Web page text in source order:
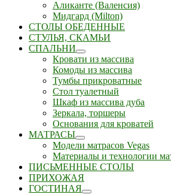
Аликанте (Валенсия)
Мидгард (Milton)
СТОЛЫ ОБЕДЕННЫЕ
СТУЛЬЯ, СКАМЬИ
СПАЛЬНИ
Кровати из массива
Комоды из массива
Тумбы прикроватные
Стол туалетный
Шкаф из массива дуба
Зеркала, торшеры
Основания для кроватей
МАТРАСЫ
Модели матрасов Vegas
Материалы и технологии
ПИСЬМЕННЫЕ СТОЛЫ
ПРИХОЖАЯ
ГОСТИНАЯ